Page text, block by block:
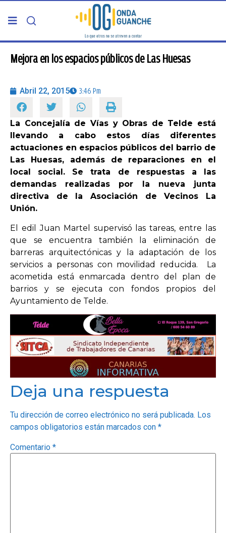
PORTADA
GRAN CANARIA
CANARIAS
5ª COLUMNA
CARTAS DEL DIRECTOR
ENTREVISTAS
OPINIÓN
PROGRAMAS
Mejora en los espacios públicos de Las Huesas
Abril 22, 2015 3:46 Pm
La Concejalía de Vías y Obras de Telde está
llevando a cabo estos días diferentes
actuaciones en espacios públicos del barrio de
Las Huesas, además de reparaciones en el
local social. Se trata de respuestas a las
demandas realizadas por la nueva junta
directiva de la Asociación de Vecinos La
Unión.
El edil Juan Martel supervisó las tareas, entre las
que se encuentra también la eliminación de
barreras arquitectónicas y la adaptación de los
servicios a personas con movilidad reducida. La
acometida está enmarcada dentro del plan de
barrios y se ejecuta con fondos propios del
Ayuntamiento de Telde.
Deja una respuesta
Tu dirección de correo electrónico no será publicada. Los
campos obligatorios están marcados con *
Comentario *